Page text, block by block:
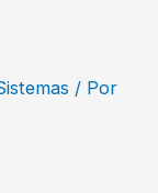
/ Por